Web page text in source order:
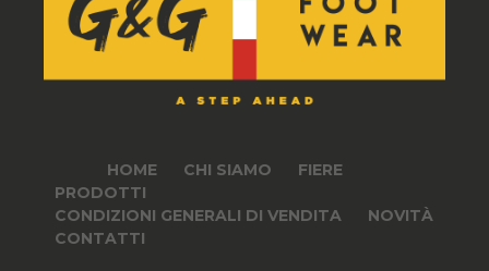
HOME CHI SIAMO
FIERE
PRODOTTI
CONDIZIONI GENERALI DI VENDITA
NOVITÀ
CONTATTI